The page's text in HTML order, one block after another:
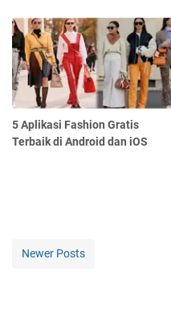
5 Aplikasi Fashion Gratis
Terbaik di Android dan iOS
Newer Posts